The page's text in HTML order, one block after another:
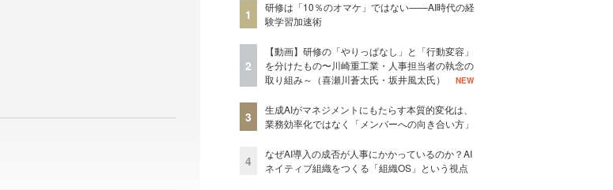
1
研修は「10％のオマケ」ではない——AI時代の経
験学習加速術
2
【動画】研修の「やりっぱなし」と「行動変容」
を分けたもの〜川崎重工業・人事担当者の執念の
取り組み～（喜瀬川蒼太氏・坂井風太氏）
NEW
3
生成AIがマネジメントにもたらす本質的変化は、
業務効率化ではなく「メンバーへの向き合い方」
4
なぜAI導入の成否が人事にかかっているのか？AI
ネイティブ組織をつくる「組織OS」という視点